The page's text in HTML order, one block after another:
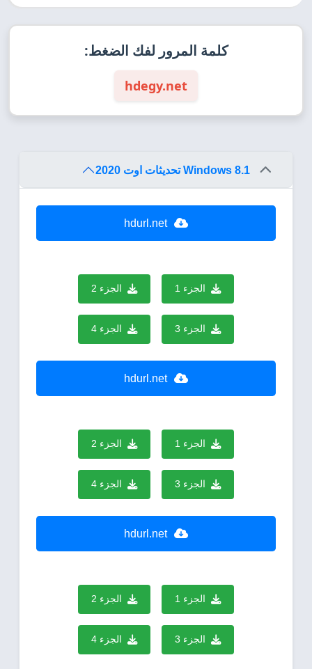
كلمة المرور لفك الضغط:
hdegy.net
Windows 8.1 تحديثات اوت 2020
hdurl.net
الجزء 1 الجزء 2
الجزء 3 الجزء 4
hdurl.net
الجزء 1 الجزء 2
الجزء 3 الجزء 4
hdurl.net
الجزء 1 الجزء 2
الجزء 3 الجزء 4